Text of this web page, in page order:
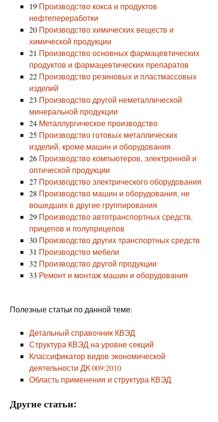
19 Производство кокса и продуктов
нефтепереработки
20 Производство химических веществ и
химической продукции
21 Производство основных фармацевтических
продуктов и фармацевтических препаратов
22 Производство резиновых и пластмассовых
изделий
23 Производство другой неметаллической
минеральной продукции
24 Металлургическое производство
25 Производство готовых металлических
изделий, кроме машин и оборудования
26 Производство компьютеров, электронной и
оптической продукции
27 Производство электрического оборудования
28 Производство машин и оборудования, не
вошедших в другие группирования
29 Производство автотранспортных средств,
прицепов и полуприцепов
30 Производство других транспортных средств
31 Производство мебели
32 Производство другой продукции
33 Ремонт и монтаж машин и оборудования
Полезные статьи по данной теме:
Детальный справочник КВЭД
Структура КВЭД на уровне секций
Классификатор видов экономической
деятельности ДК 009:2010
Область применения и структура КВЭД
Другие статьи: